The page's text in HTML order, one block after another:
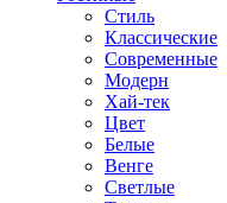
Стиль
Классические
Современные
Модерн
Хай-тек
Цвет
Белые
Венге
Светлые